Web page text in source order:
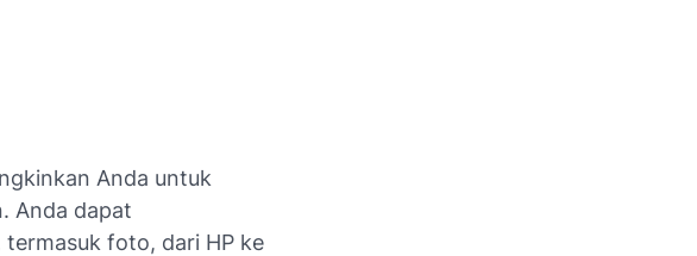
Anda untuk
Anda dapat
foto, dari HP ke